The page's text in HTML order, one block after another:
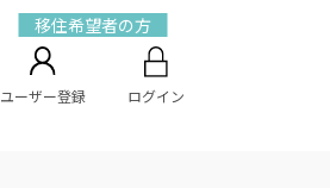
移住希望者の方
ユーザー登録 ログイン